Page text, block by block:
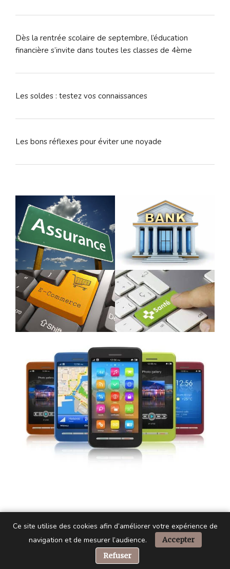
Dès la rentrée scolaire de septembre, l’éducation
financière s’invite dans toutes les classes de 4ème
Les soldes : testez vos connaissances
Les bons réflexes pour éviter une noyade
Ce site utilise des cookies afin d’améliorer votre expérience de
navigation et de mesurer l’audience.
Accepter
Refuser